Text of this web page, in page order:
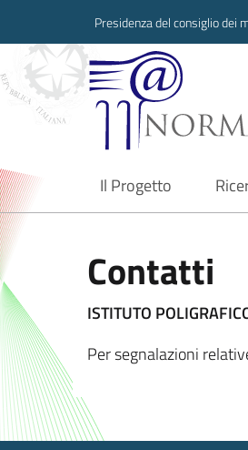
Presidenza del consiglio dei
Il Progetto
current
Contatti
ISTITUTO
Per segnalazioni